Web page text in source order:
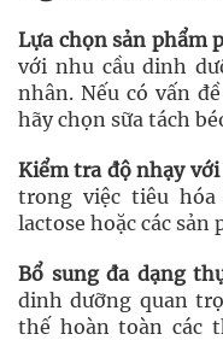
Lựa chọn sản phẩm
với nhu cầu dinh
nhân. Nếu có vấn
hãy chọn sữa tách
Kiểm tra độ nhạy với
trong việc tiêu hóa
lactose hoặc các sản
Bổ sung đa dạng
dinh dưỡng quan
thế hoàn toàn các